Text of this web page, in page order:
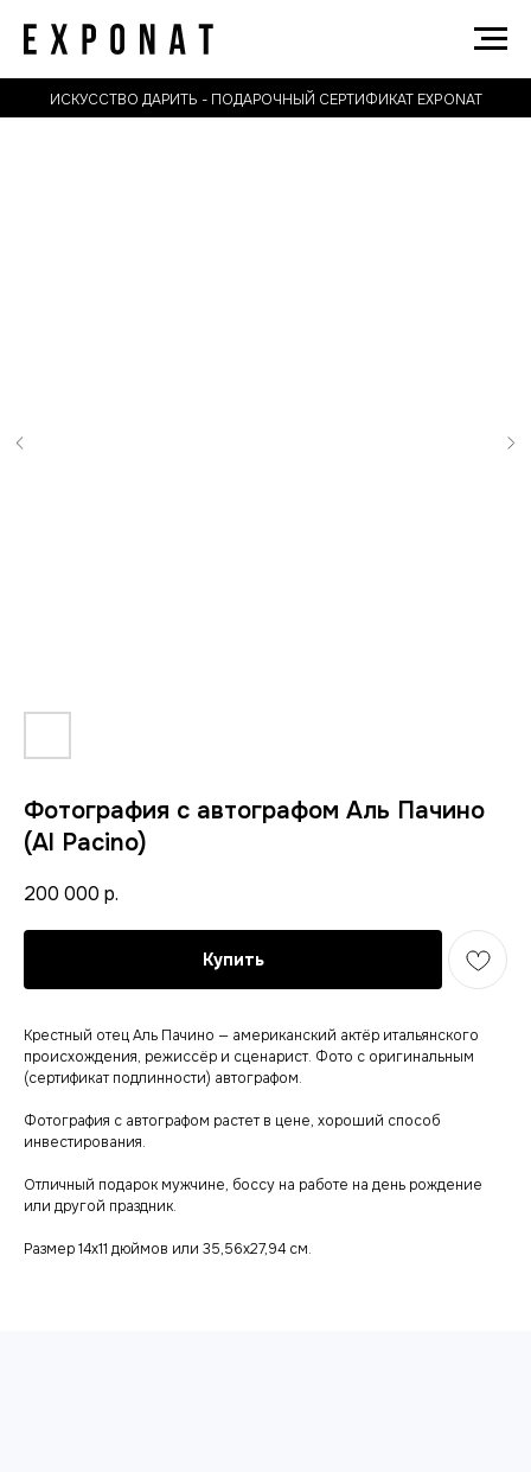
ИСКУССТВО ДАРИТЬ - ПОДАРОЧНЫЙ СЕРТИФИКАТ EXPONAT
Фотография с автографом Аль Пачино
(Al Pacino)
200 000 р.
Купить
Крестный отец Аль Пачино — американский актёр итальянского
происхождения, режиссёр и сценарист. Фото с оригинальным
(сертификат подлинности) автографом.
Фотография с автографом растет в цене, хороший способ
инвестирования.
Отличный подарок мужчине, боссу на работе на день рождение
или другой праздник.
Размер 14х11 дюймов или 35,56x27,94 см.